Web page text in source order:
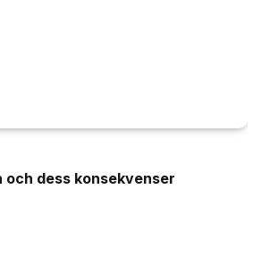
dess konsekvenser